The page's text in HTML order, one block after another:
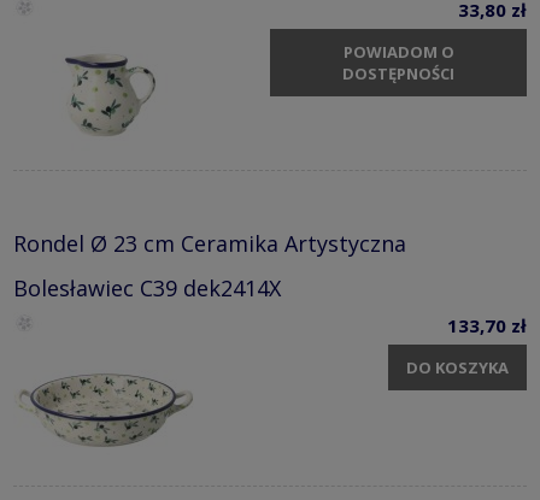
33,80 zł
POWIADOM O
DOSTĘPNOŚCI
Rondel Ø 23 cm Ceramika Artystyczna
Bolesławiec C39 dek2414X
133,70 zł
DO KOSZYKA